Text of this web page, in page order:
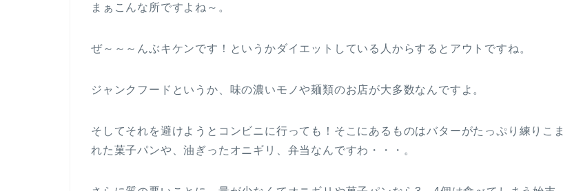
まぁこんな所ですよね～。
ぜ～～～んぶキケンです！というかダイエットしている人からするとアウトですね。
ジャンクフードというか、味の濃いモノや麺類のお店が大多数なんですよ。
そしてそれを避けようとコンビニに行っても！そこにあるものはバターがたっぷり練りこま
れた菓子パンや、油ぎったオニギリ、弁当なんですわ・・・。